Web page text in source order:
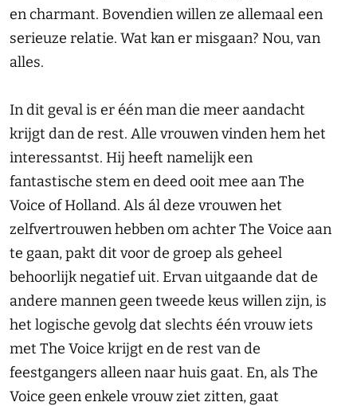
en charmant. Bovendien willen ze allemaal een
serieuze relatie. Wat kan er misgaan? Nou, van
alles.
In dit geval is er één man die meer aandacht
krijgt dan de rest. Alle vrouwen vinden hem het
interessantst. Hij heeft namelijk een
fantastische stem en deed ooit mee aan The
Voice of Holland. Als ál deze vrouwen het
zelfvertrouwen hebben om achter The Voice aan
te gaan, pakt dit voor de groep als geheel
behoorlijk negatief uit. Ervan uitgaande dat de
andere mannen geen tweede keus willen zijn, is
het logische gevolg dat slechts één vrouw iets
met The Voice krijgt en de rest van de
feestgangers alleen naar huis gaat. En, als The
Voice geen enkele vrouw ziet zitten, gaat